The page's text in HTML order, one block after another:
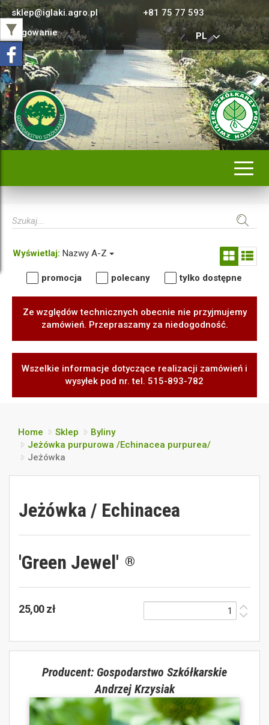
sklep@iglaki.agro.pl
+81 75 77 593
Logowanie
PL
Wyświetlaj: Nazwy A-Z
promocja polecany tylko dostępne
Ze względów technicznych obecnie nie przyjmujemy
zamówień. Przepraszamy za niedogodność.
Wszelkie informacje dotyczące realizacji zamówień i
wysyłek pod nr. tel. 515-893-782
Home Sklep
Byliny
Jeżówka purpurowa /Echinacea purpurea/
Jeżówka
Jeżówka / Echinacea
'Green Jewel' ®
25,00 zł
Producent: Gospodarstwo Szkółkarskie
Andrzej Krzysiak